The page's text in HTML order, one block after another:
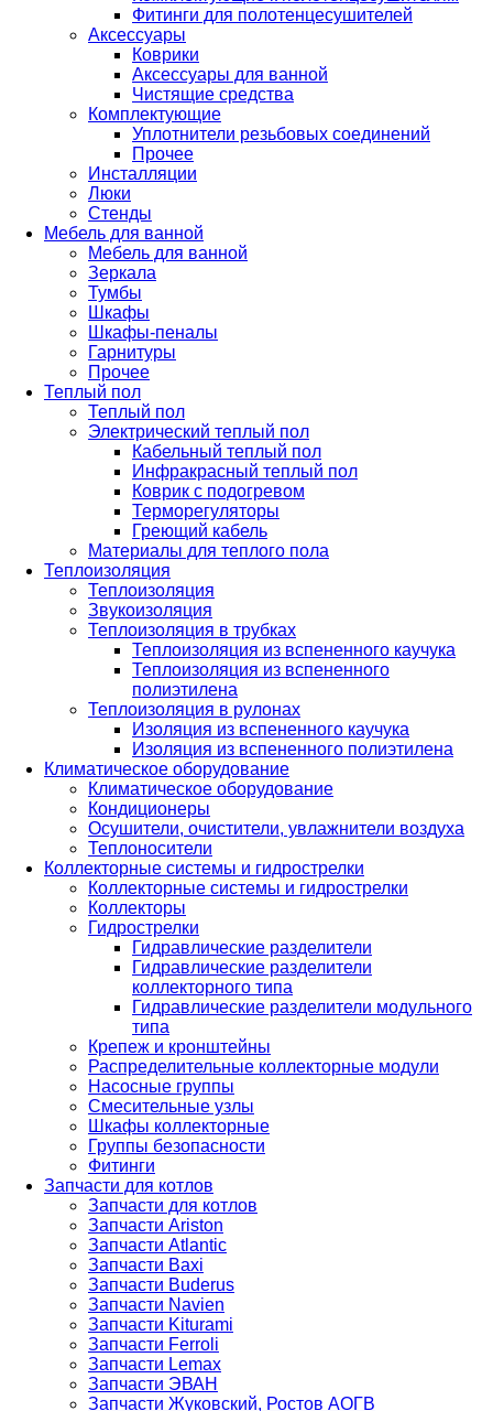
Фитинги для полотенцесушителей
Аксессуары
Коврики
Аксессуары для ванной
Чистящие средства
Комплектующие
Уплотнители резьбовых соединений
Прочее
Инсталляции
Люки
Стенды
Мебель для ванной
Мебель для ванной
Зеркала
Тумбы
Шкафы
Шкафы-пеналы
Гарнитуры
Прочее
Теплый пол
Теплый пол
Электрический теплый пол
Кабельный теплый пол
Инфракрасный теплый пол
Коврик с подогревом
Терморегуляторы
Греющий кабель
Материалы для теплого пола
Теплоизоляция
Теплоизоляция
Звукоизоляция
Теплоизоляция в трубках
Теплоизоляция из вспененного каучука
Теплоизоляция из вспененного
полиэтилена
Теплоизоляция в рулонах
Изоляция из вспененного каучука
Изоляция из вспененного полиэтилена
Климатическое оборудование
Климатическое оборудование
Кондиционеры
Осушители, очистители, увлажнители воздуха
Теплоносители
Коллекторные системы и гидрострелки
Коллекторные системы и гидрострелки
Коллекторы
Гидрострелки
Гидравлические разделители
Гидравлические разделители
коллекторного типа
Гидравлические разделители модульного
типа
Крепеж и кронштейны
Распределительные коллекторные модули
Насосные группы
Смесительные узлы
Шкафы коллекторные
Группы безопасности
Фитинги
Запчасти для котлов
Запчасти для котлов
Запчасти Ariston
Запчасти Atlantic
Запчасти Baxi
Запчасти Buderus
Запчасти Navien
Запчасти Kiturami
Запчасти Ferroli
Запчасти Lemax
Запчасти ЭВАН
Запчасти Жуковский, Ростов АОГВ